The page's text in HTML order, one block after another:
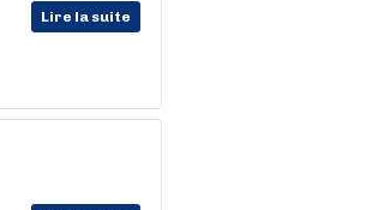
Lire la suite